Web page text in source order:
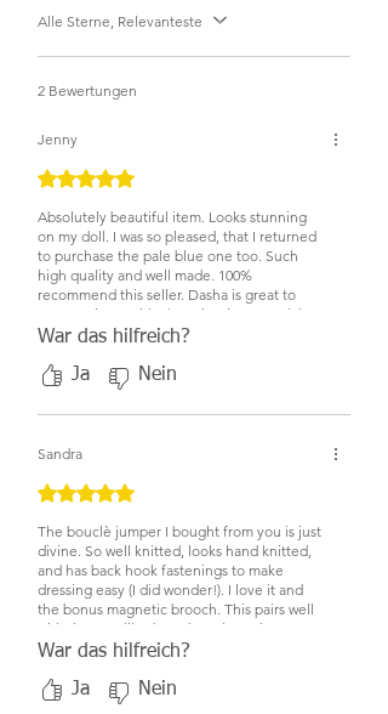
Alle Sterne, Relevanteste
2 Bewertungen
Jenny
Mit 5 von 5 Sternen bewertet.
Absolutely beautiful item. Looks stunning
on my doll. I was so pleased, that I returned
to purchase the pale blue one too. Such
high quality and well made. 100%
recommend this seller. Dasha is great to
communicate with about her items and they
always come quickly and well boxed. With a
about the items she sells and cares about
her customers. I have bought multiple
things from her and all have been perfect.
War das hilfreich?
Ja
Nein
Sandra
Mit 5 von 5 Sternen bewertet.
The bouclè jumper I bought from you is just
divine. So well knitted, looks hand knitted,
and has back hook fastenings to make
dressing easy (I did wonder!). I love it and
the bonus magnetic brooch. This pairs well
with the new lilac bag I bought at the same
time. So beautifully made and is a usable
trend.
War das hilfreich?
Ja
Nein